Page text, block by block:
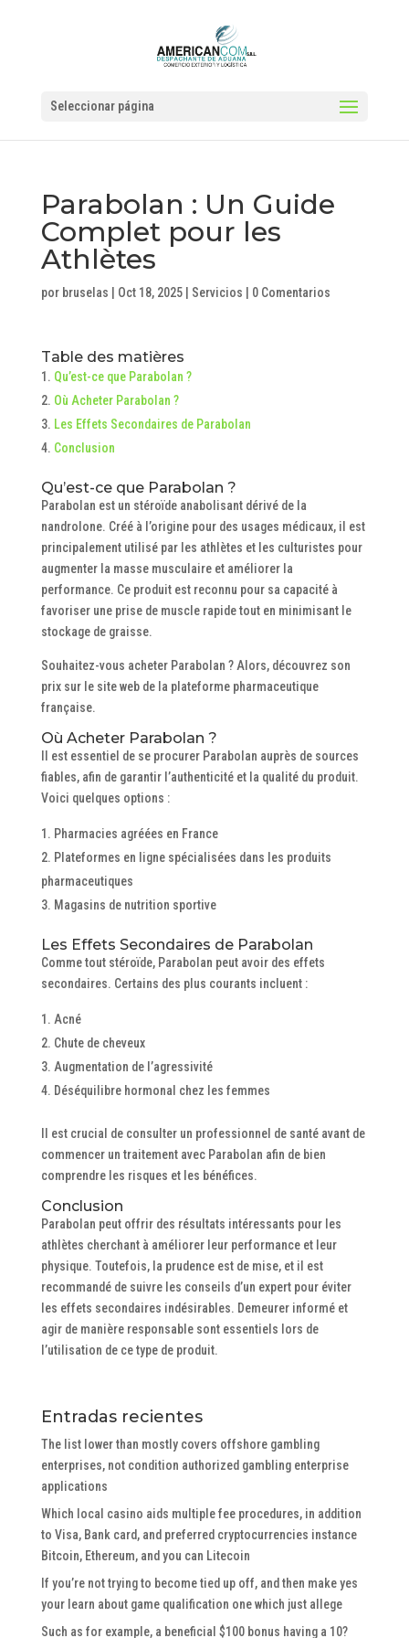
Seleccionar página
Parabolan : Un Guide
Complet pour les
Athlètes
por bruselas Oct 18, 2025| Servicios 0 Comentarios
Table des matières
Qu’est-ce que Parabolan ?
Où Acheter Parabolan ?
Les Effets Secondaires de Parabolan
Conclusion
Qu’est-ce que Parabolan ?
Parabolan est un stéroïde anabolisant dérivé de la
nandrolone. Créé à l’origine pour des usages médicaux, il est
principalement utilisé par les athlètes et les culturistes pour
augmenter la masse musculaire et améliorer la
performance. Ce produit est reconnu pour sa capacité à
favoriser une prise de muscle rapide tout en minimisant le
stockage de graisse.
Souhaitez-vous acheter Parabolan ? Alors, découvrez son
prix sur le site web de la plateforme pharmaceutique
française.
Où Acheter Parabolan ?
Il est essentiel de se procurer Parabolan auprès de sources
fiables, afin de garantir l’authenticité et la qualité du produit.
Voici quelques options :
Pharmacies agréées en France
Plateformes en ligne spécialisées dans les produits
pharmaceutiques
Magasins de nutrition sportive
Les Effets Secondaires de Parabolan
Comme tout stéroïde, Parabolan peut avoir des effets
secondaires. Certains des plus courants incluent :
Acné
Chute de cheveux
Augmentation de l’agressivité
Déséquilibre hormonal chez les femmes
Il est crucial de consulter un professionnel de santé avant de
commencer un traitement avec Parabolan afin de bien
comprendre les risques et les bénéfices.
Conclusion
Parabolan peut offrir des résultats intéressants pour les
athlètes cherchant à améliorer leur performance et leur
physique. Toutefois, la prudence est de mise, et il est
recommandé de suivre les conseils d’un expert pour éviter
les effets secondaires indésirables. Demeurer informé et
agir de manière responsable sont essentiels lors de
l’utilisation de ce type de produit.
Entradas recientes
The list lower than mostly covers offshore gambling
enterprises, not condition authorized gambling enterprise
applications
Which local casino aids multiple fee procedures, in addition
to Visa, Bank card, and preferred cryptocurrencies instance
Bitcoin, Ethereum, and you can Litecoin
If you’re not trying to become tied up off, and then make yes
your learn about game qualification one which just allege
Such as for example, a beneficial $100 bonus having a 10?